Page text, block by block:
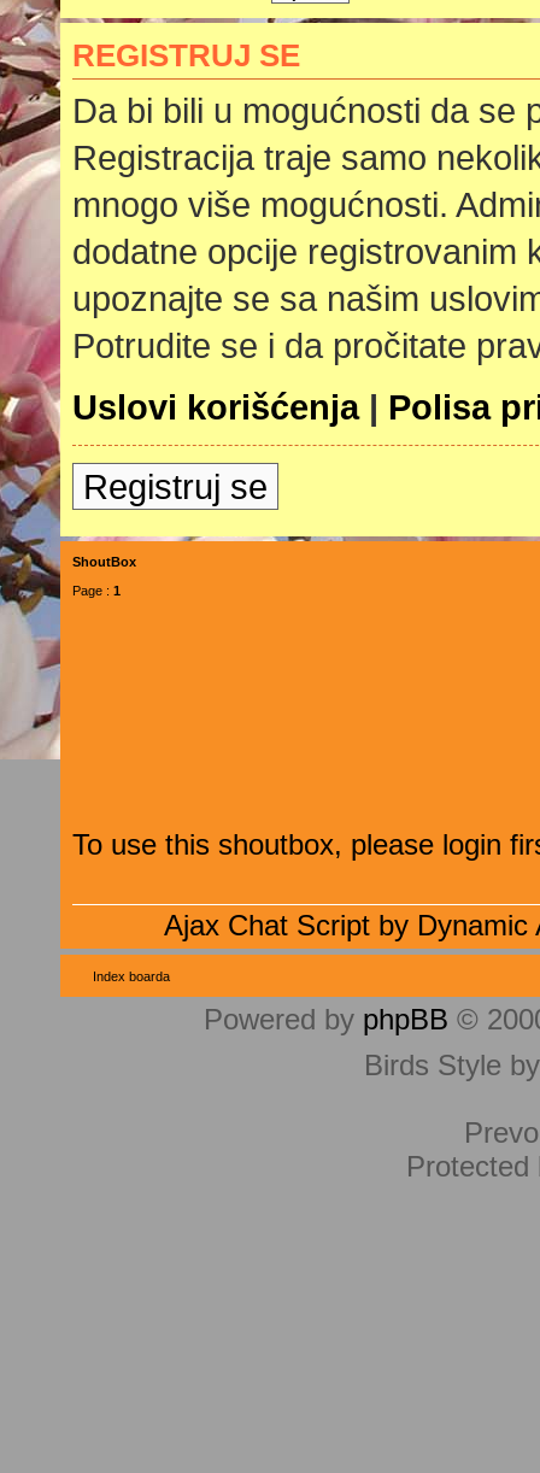
REGISTRUJ SE
Da bi bili u mogućnosti da se
Registracija traje samo
mnogo više mogućnosti.
dodatne opcije registrovanim
upoznajte se sa našim
Potrudite se i da pročitate
Uslovi korišćenja| Polisa
Registruj se
ShoutBox
Page : 1
To use this shoutbox, please login
Ajax Chat Script by Dynamic
Index boarda
Powered by phpBB ©
Birds Style